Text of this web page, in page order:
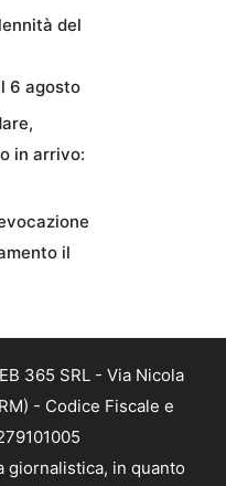
del
6 agosto
in arrivo:
il
365 SRL - Via Nicola
- Codice Fiscale e
giornalistica, in quanto